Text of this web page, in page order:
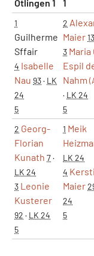
Ötlingen 1
1
1
Guilherme
Sffair
4 Isabelle
Nau 93· LK
24
5
2
Maier13
3 Maria
Espil
Nahm
· LK 24
5
2 Georg-
Florian
Kunath 7·
LK 24
3 Leonie
Kusterer
92 · LK 24
5
1 Meik
LK 24
4
Maier
24
5